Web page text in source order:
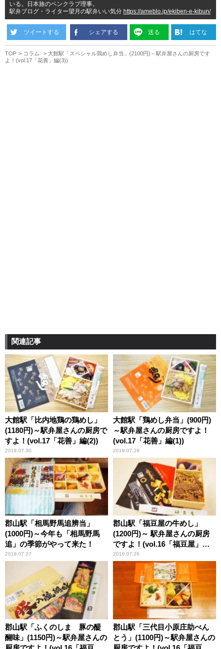
いる。日本旅のペンクラブ理事。
駅弁ブログ・ライター望月の駅弁いい気分 https://ameblo.jp/ekiben-e-kibun/
ツイートする シェアする 送る はてな
TOP コラム
大館駅「スペシャル鶏めし弁当」(2100円)～駅弁屋さんの厨房です
よ！(vol.17「花善」編(3))
関連記事
大館駅「比内地鶏の鶏めし」
(1180円)～駅弁屋さんの厨房で
すよ！(vol.17「花善」編(2))
2019.07.30
大館駅「鶏めし弁当」(900円)
～駅弁屋さんの厨房ですよ！
(vol.17「花善」編(1))
2019.07.29
郡山駅「相馬野馬追辨当」
(1000円)～今年も「相馬野馬
追」の季節がやって来た！
2019.07.27
郡山駅「福豆屋の牛めし」
(1200円)～ 駅弁屋さんの厨房
ですよ！(vol.16「福豆屋」編
(5))
2019.07.26
郡山駅「ふくのしま 豚の醍
醐味」(1150円)～駅弁屋さんの
郡山駅「三代目小原庄助べん
とう」(1100円)～駅弁屋さんの